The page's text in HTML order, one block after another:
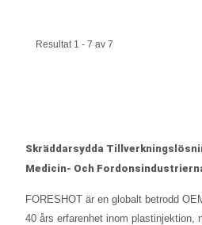
Resultat 1 - 7 av 7
Skräddarsydda
Medicin- Och
FORESHOT är en globalt betrodd
40 års erfarenhet inom plastinjektion,